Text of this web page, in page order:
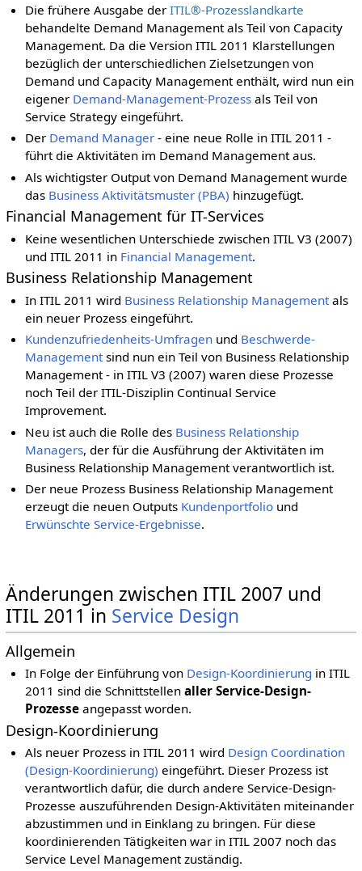
Die frühere Ausgabe derITIL®-Prozesslandkarte
behandelte Demand Management als Teil von Capacity
Management. Da die Version ITIL 2011 Klarstellungen
bezüglich der unterschiedlichen Zielsetzungen von
Demand und Capacity Management enthält, wird nun ein
eigener Demand-Management-Prozess als Teil von
Service Strategy eingeführt.
Der Demand Manager - eine neue Rolle in ITIL 2011 -
führt die Aktivitäten im Demand Management aus.
Als wichtigster Output von Demand Management wurde
das Business Aktivitätsmuster (PBA) hinzugefügt.
Financial Management für IT-Services
Keine wesentlichen Unterschiede zwischen ITIL V3 (2007)
und ITIL 2011 in Financial Management.
Business Relationship Management
In ITIL 2011 wird Business Relationship Management als
ein neuer Prozess eingeführt.
Kundenzufriedenheits-Umfragen und Beschwerde-
Managementsind nun ein Teil von Business Relationship
Management - in ITIL V3 (2007) waren diese Prozesse
noch Teil der ITIL-Disziplin Continual Service
Improvement.
Neu ist auch die Rolle des Business Relationship
Managers, der für die Ausführung der Aktivitäten im
Business Relationship Management verantwortlich ist.
Der neue Prozess Business Relationship Management
erzeugt die neuen Outputs Kundenportfolio und
Erwünschte Service-Ergebnisse.
Änderungen zwischen ITIL 2007 und
ITIL 2011 in Service Design
Allgemein
In Folge der Einführung von Design-Koordinierung in ITIL
2011 sind die Schnittstellenaller Service-Design-
Prozesse angepasst worden.
Design-Koordinierung
Als neuer Prozess in ITIL 2011 wird Design Coordination
(Design-Koordinierung) eingeführt. Dieser Prozess ist
verantwortlich dafür, die durch andere Service-Design-
Prozesse auszuführenden Design-Aktivitäten miteinander
abzustimmen und in Einklang zu bringen. Für diese
koordinierenden Tätigkeiten war in ITIL 2007 noch das
Service Level Management zuständig.